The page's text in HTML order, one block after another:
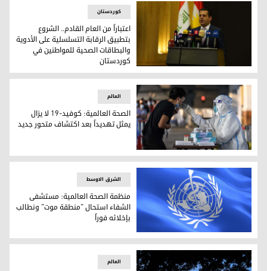
اعتباراً من العام القادم.. الشروع بتطبيق الرقابة التسلسلية
کوردستان
اعتباراً من العام القادم.. الشروع
بتطبيق الرقابة التسلسلية على الأدوية
والبطاقات الصحية للمواطنين في
كوردستان
الصحة العالمية: كوفيد-19 لا يزال يمثل تهديداً بعد اكتشاف متحور جديد
العالم
الصحة العالمية: كوفيد-19 لا يزال
يمثل تهديداً بعد اكتشاف متحور جديد
شعار منظمة الصحة العالمية
الشرق الاوسط
منظمة الصحة العالمية: مستشفى
الشفاء استحال "منطقة موت" ونطالب
بإخلائه فوراً
العالم